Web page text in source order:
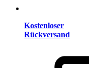
Kostenloser
Rückversand